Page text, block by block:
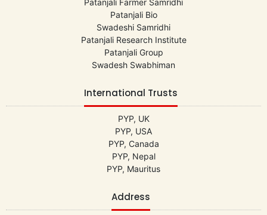
Patanjali Bio
Swadeshi Samridhi
Patanjali Research Institute
Patanjali Group
Swadesh Swabhiman
International Trusts
PYP, UK
PYP, USA
PYP, Canada
PYP, Nepal
PYP, Mauritus
Address